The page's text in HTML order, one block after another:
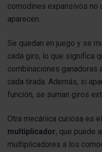
comodines expansivos no
aparecen.
Se quedan en juego y se
cada giro, lo que significa
combinaciones ganadoras
cada tirada. Además, si
función, se suman giros
Otra mecánica curiosa es el
multiplicador, que puede
multiplicadores a los